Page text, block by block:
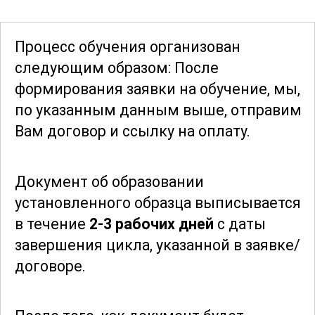
цикл архивных работ: от отбора и
оценки документов до их
систематизации, хранения и
предоставления доступа
пользователям. Эти знания откроют
перед ними новые карьерные
требуется профессиональное
управление архивами.
Программа курса разработана таким
образом, чтобы удовлетворить
Процесс обучения организован
следующим образом: После
формирования заявки на обучение, мы,
по указанным данным выше, отправим
Вам договор и ссылку на оплату.
Документ об образовании
установленного образца выписывается
в течение 2-3 рабочих дней с даты
завершения цикла, указанной в заявке/
договоре.